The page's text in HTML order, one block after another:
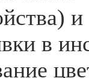
и
в